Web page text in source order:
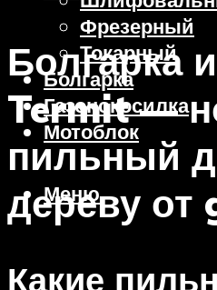
Фрезерный
Токарный
Болгарка
Газонокосилка
Мотоблок
Меню
Болгарка
Termit —
пильный
дереву от
Какие